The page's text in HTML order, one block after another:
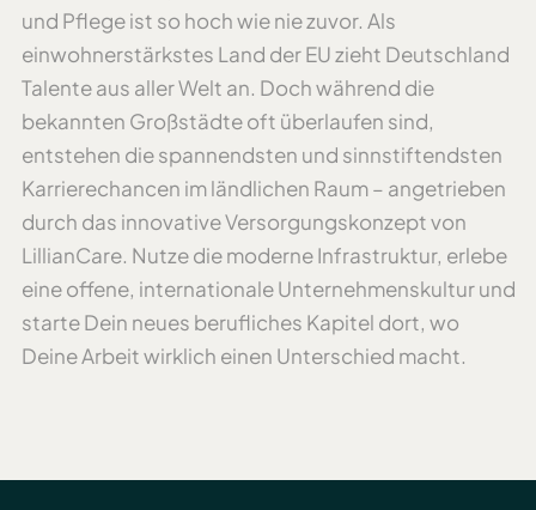
und Pflege ist so hoch wie nie zuvor. Als
einwohnerstärkstes Land der EU zieht Deutschland
Talente aus aller Welt an. Doch während die
bekannten Großstädte oft überlaufen sind,
entstehen die spannendsten und sinnstiftendsten
Karrierechancen im ländlichen Raum – angetrieben
durch das innovative Versorgungskonzept von
LillianCare. Nutze die moderne Infrastruktur, erlebe
eine offene, internationale Unternehmenskultur und
starte Dein neues berufliches Kapitel dort, wo
Deine Arbeit wirklich einen Unterschied macht.